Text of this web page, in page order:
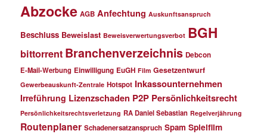
Abzocke AGB Anfechtung Auskunftsanspruch
Beschluss Beweislast Beweisverwertungsverbot BGH
bittorrent Branchenverzeichnis Debcon
E-Mail-Werbung Einwilligung EuGH Film Gesetzentwurf
Gewerbeauskunft-Zentrale Hotspot Inkassounternehmen
Irreführung Lizenzschaden P2P Persönlichkeitsrecht
Persönlichkeitsrechtsverletzung RA Daniel Sebastian Regelverjährung
Routenplaner Schadenersatzanspruch Spam Spielfilm